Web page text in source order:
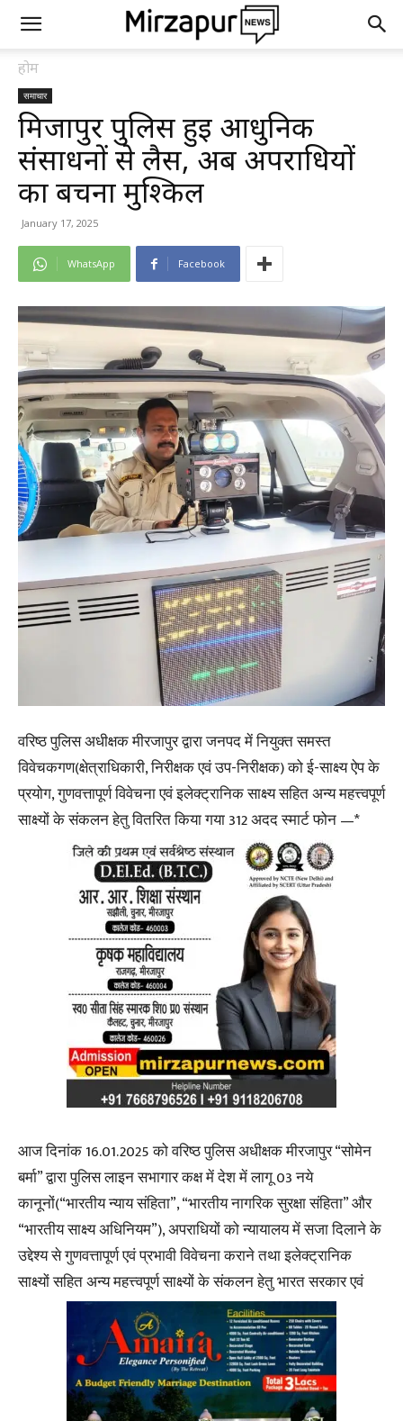
होम
समाचार
मिर्जापुर पुलिस हुई आधुनिक
संसाधनों से लैस, अब अपराधियों
का बचना मुश्किल
January 17, 2025
WhatsApp Facebook
वरिष्ठ पुलिस अधीक्षक मीरजापुर द्वारा जनपद में नियुक्त समस्त
विवेचकगण(क्षेत्राधिकारी, निरीक्षक एवं उप-निरीक्षक) को ई-साक्ष्य ऐप के
प्रयोग, गुणवत्तापूर्ण विवेचना एवं इलेक्ट्रानिक साक्ष्य सहित अन्य महत्त्वपूर्ण
साक्ष्यों के संकलन हेतु वितरित किया गया 312 अदद स्मार्ट फोन —*
आज दिनांक 16.01.2025 को वरिष्ठ पुलिस अधीक्षक मीरजापुर “सोमेन
बर्मा” द्वारा पुलिस लाइन सभागार कक्ष में देश में लागू 03 नये
कानूनों(“भारतीय न्याय संहिता”, “भारतीय नागरिक सुरक्षा संहिता” और
“भारतीय साक्ष्य अधिनियम”), अपराधियों को न्यायालय में सजा दिलाने के
उद्देश्य से गुणवत्तापूर्ण एवं प्रभावी विवेचना कराने तथा इलेक्ट्रानिक
साक्ष्यों सहित अन्य महत्त्वपूर्ण साक्ष्यों के संकलन हेतु भारत सरकार एवं